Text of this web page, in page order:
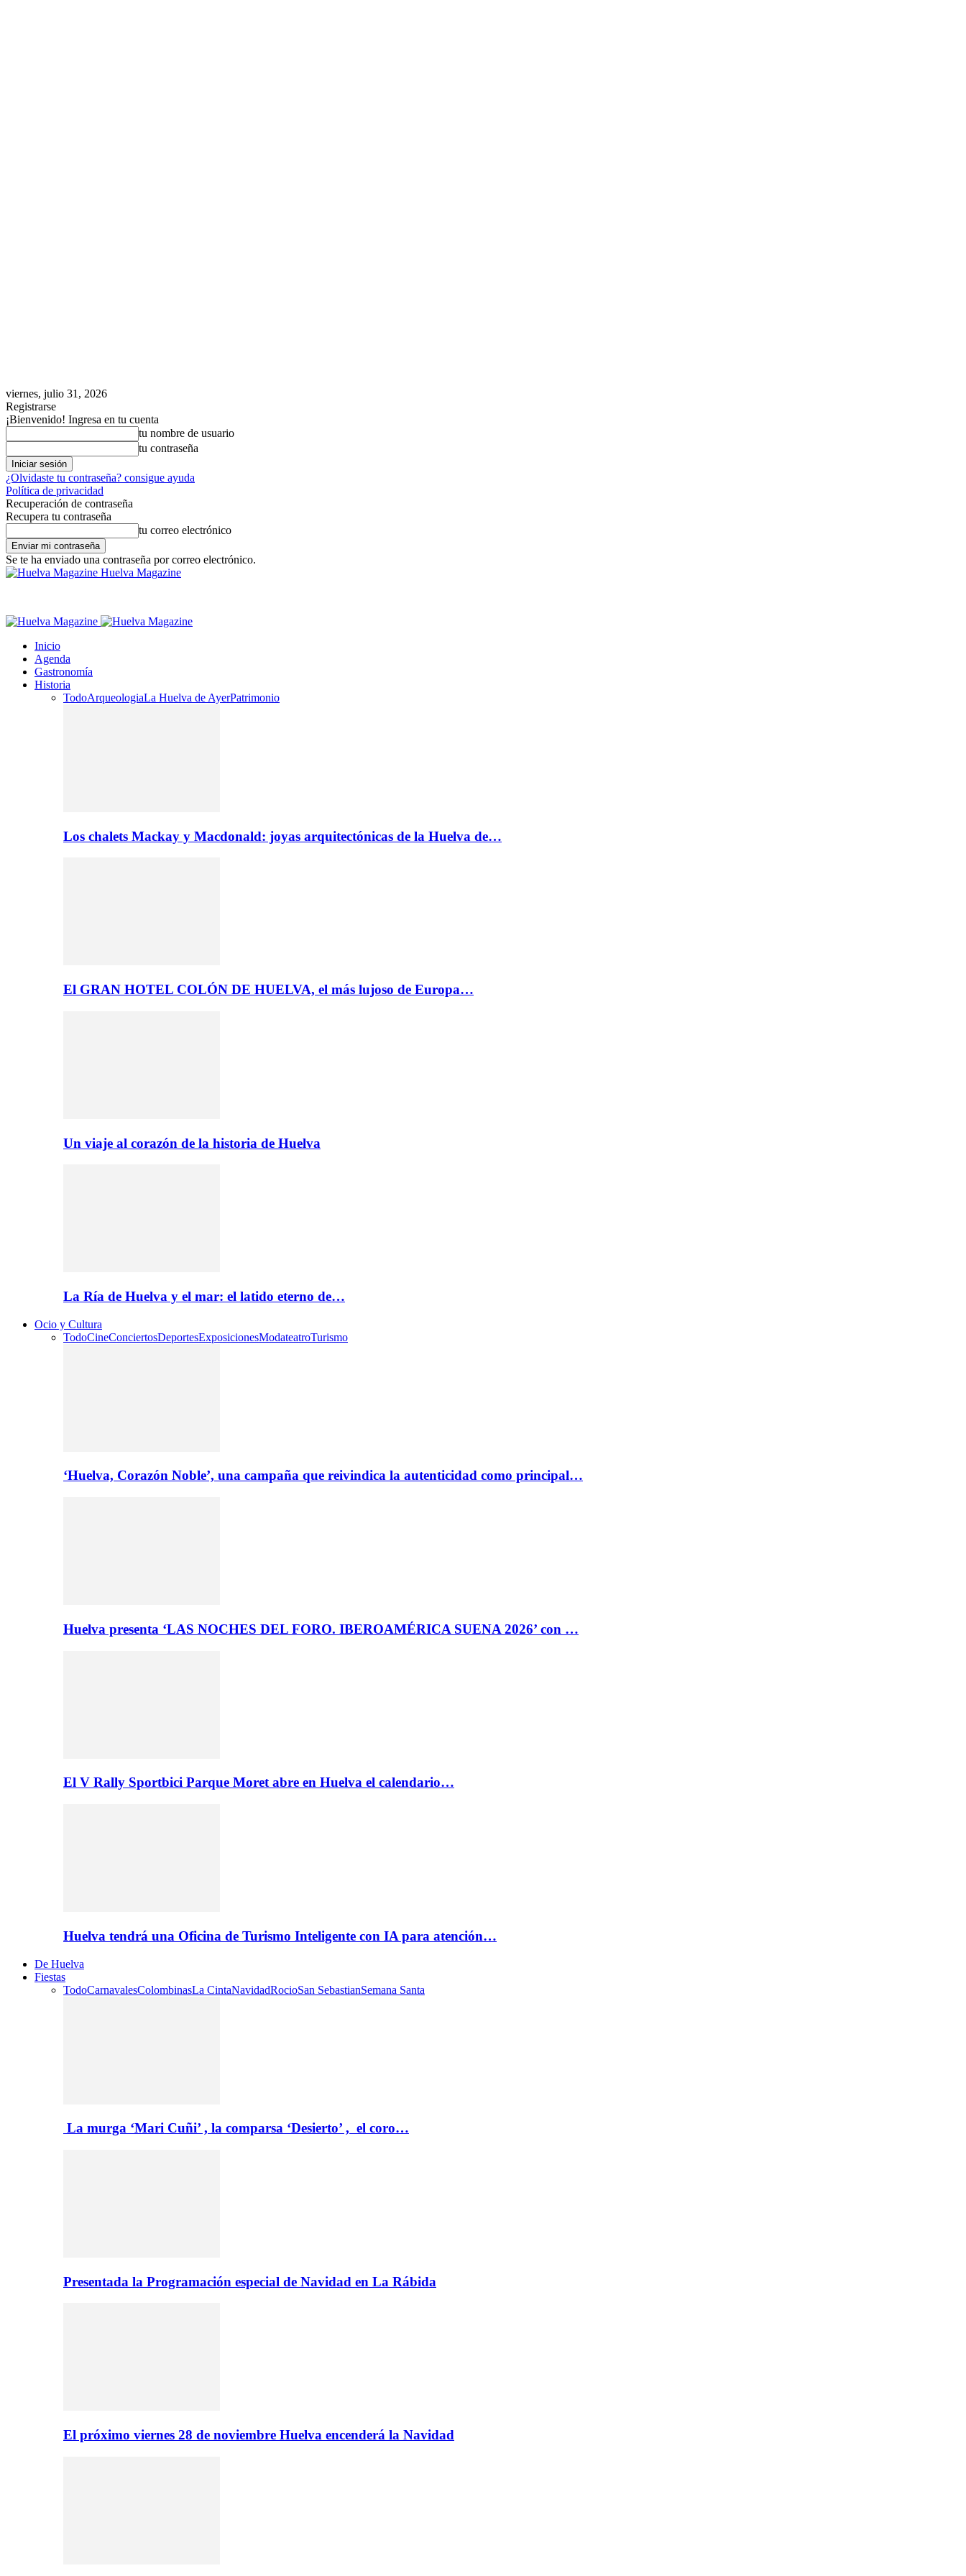
viernes, julio 31, 2026
Registrarse
¡Bienvenido! Ingresa en tu cuenta
tu nombre de usuario
tu contraseña
¿Olvidaste tu contraseña? consigue ayuda
Política de privacidad
Recuperación de contraseña
Recupera tu contraseña
tu correo electrónico
Se te ha enviado una contraseña por correo electrónico.
Huelva Magazine
Inicio
Agenda
Gastronomía
Historia
TodoArqueologiaLa Huelva de AyerPatrimonio
Los chalets Mackay y Macdonald: joyas arquitectónicas de la Huelva de…
El GRAN HOTEL COLÓN DE HUELVA, el más lujoso de Europa…
Un viaje al corazón de la historia de Huelva
La Ría de Huelva y el mar: el latido eterno de…
Ocio y Cultura
TodoCineConciertosDeportesExposicionesModateatroTurismo
‘Huelva, Corazón Noble’, una campaña que reivindica la autenticidad como principal…
Huelva presenta ‘LAS NOCHES DEL FORO. IBEROAMÉRICA SUENA 2026’ con …
El V Rally Sportbici Parque Moret abre en Huelva el calendario…
Huelva tendrá una Oficina de Turismo Inteligente con IA para atención…
De Huelva
Fiestas
TodoCarnavalesColombinasLa CintaNavidadRocioSan SebastianSemana Santa
La murga ‘Mari Cuñi’ , la comparsa ‘Desierto’ , el coro…
Presentada la Programación especial de Navidad en La Rábida
El próximo viernes 28 de noviembre Huelva encenderá la Navidad